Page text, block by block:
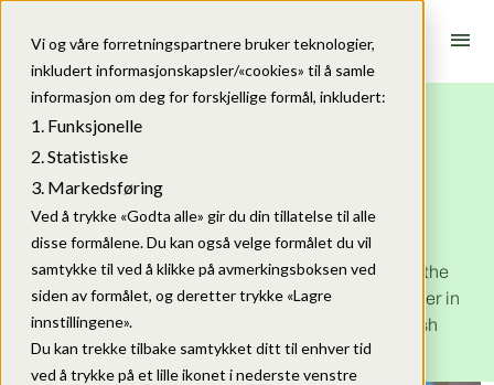
Vi og våre forretningspartnere bruker teknologier,
inkludert informasjonskapsler/«cookies» til å samle
informasjon om deg for forskjellige formål, inkludert:
Funksjonelle
Statistiske
Markedsføring
Ved å trykke «Godta alle» gir du din tillatelse til alle
disse formålene. Du kan også velge formålet du vil
samtykke til ved å klikke på avmerkingsboksen ved
siden av formålet, og deretter trykke «Lagre
innstillingene».
Du kan trekke tilbake samtykket ditt til enhver tid
ved å trykke på et lille ikonet i nederste venstre
menu
Industries
Mechanical industry and
automation
Converging technology and new business models in the
mechanical industry make it more difficult to maneuver in
partnerships, secure room for maneuver and establish
rights.